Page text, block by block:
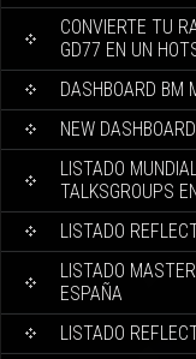
CONVIERTE TU
GD77 EN UN
DASHBOARD BM
NEW
LISTADO MUNDIAL
TALKSGROUPS
LISTADO
LISTADO
ESPAÑA
LISTADO